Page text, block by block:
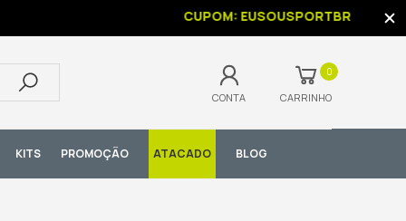
CUPOM: EUSOUSPORTBR
CONTA
0
CARRINHO
KITS PROMOÇÃO ATACADO BLOG